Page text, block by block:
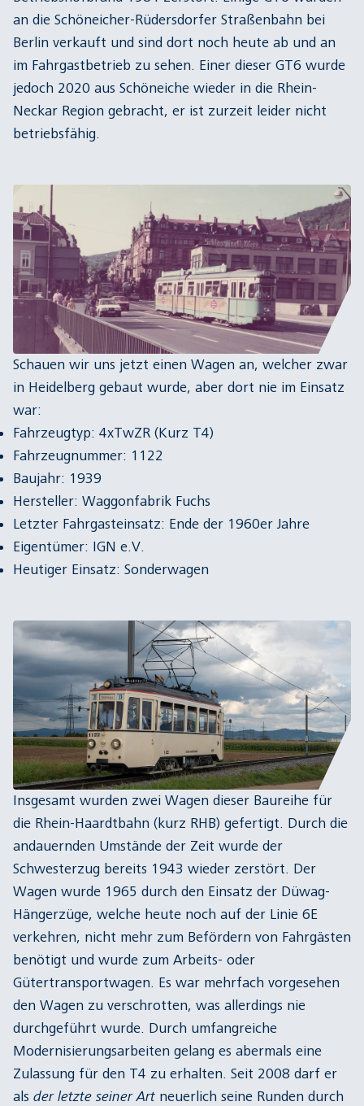
an die Schöneicher-Rüdersdorfer Straßenbahn bei
Berlin verkauft und sind dort noch heute ab und an
im Fahrgastbetrieb zu sehen. Einer dieser GT6 wurde
jedoch 2020 aus Schöneiche wieder in die Rhein-
Neckar Region gebracht, er ist zurzeit leider nicht
betriebsfähig.
Schauen wir uns jetzt einen Wagen an, welcher zwar
in Heidelberg gebaut wurde, aber dort nie im Einsatz
war:
Fahrzeugtyp: 4xTwZR (Kurz T4)
Fahrzeugnummer: 1122
Baujahr: 1939
Hersteller: Waggonfabrik Fuchs
Letzter Fahrgasteinsatz: Ende der 1960er Jahre
Eigentümer: IGN e.V.
Heutiger Einsatz: Sonderwagen
Insgesamt wurden zwei Wagen dieser Baureihe für
die Rhein-Haardtbahn (kurz RHB) gefertigt. Durch die
andauernden Umstände der Zeit wurde der
Schwesterzug bereits 1943 wieder zerstört. Der
Wagen wurde 1965 durch den Einsatz der Düwag-
Hängerzüge, welche heute noch auf der Linie 6E
verkehren, nicht mehr zum Befördern von Fahrgästen
benötigt und wurde zum Arbeits- oder
Gütertransportwagen. Es war mehrfach vorgesehen
den Wagen zu verschrotten, was allerdings nie
durchgeführt wurde. Durch umfangreiche
Modernisierungsarbeiten gelang es abermals eine
Zulassung für den T4 zu erhalten. Seit 2008 darf er
als der letzte seiner Art neuerlich seine Runden durch